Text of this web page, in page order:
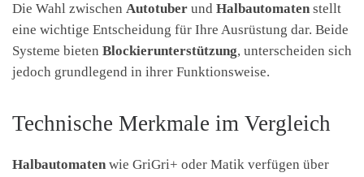
Die Wahl zwischen Autotuber und Halbautomaten stellt
eine wichtige Entscheidung für Ihre Ausrüstung dar. Beide
Systeme bieten Blockierunterstützung, unterscheiden sich
jedoch grundlegend in ihrer Funktionsweise.
Technische Merkmale im Vergleich
Halbautomaten wie GriGri+ oder Matik verfügen über